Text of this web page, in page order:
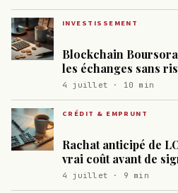
INVESTISSEMENT
Blockchain
les échanges sans
4 juillet · 10 min
CRÉDIT & EMPRUNT
Rachat anticipé de
vrai coût avant de
4 juillet · 9 min